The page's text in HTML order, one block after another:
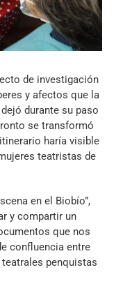
de investigación
y afectos que la
durante su paso
se transformó
haría visible
teatristas de
en el Biobío”,
y compartir un
que nos
confluencia entre
penquistas